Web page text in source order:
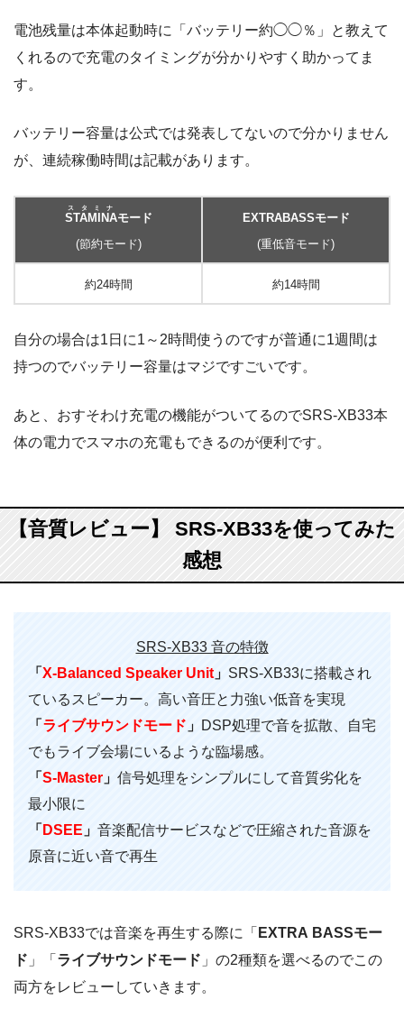
電池残量は本体起動時に「バッテリー約◯◯％」と教えて
くれるので充電のタイミングが分かりやすく助かってま
す。
バッテリー容量は公式では発表してないので分かりません
が、連続稼働時間は記載があります。
STAMINA
スタミナ
モード
(節約モード)
EXTRABASSモード
(重低音モード)
約24時間 約14時間
自分の場合は1日に1～2時間使うのですが普通に1週間は
持つのでバッテリー容量はマジですごいです。
あと、おすそわけ充電の機能がついてるのでSRS-XB33本
体の電力でスマホの充電もできるのが便利です。
【音質レビュー】 SRS-XB33を使ってみた
感想
SRS-XB33 音の特徴
「 X-Balanced Speaker Unit」 SRS-XB33に搭載され
ているスピーカー。高い音圧と力強い低音を実現
「 ライブサウンドモード 」 DSP処理で音を拡散、自宅
でもライブ会場にいるような臨場感。
「 S-Master 」 信号処理をシンプルにして音質劣化を
最小限に
「 DSEE 」 音楽配信サービスなどで圧縮された音源を
原音に近い音で再生
SRS-XB33では音楽を再生する際に「 EXTRA BASSモー
ド 」「 ライブサウンドモード 」の2種類を選べるのでこの
両方をレビューしていきます。